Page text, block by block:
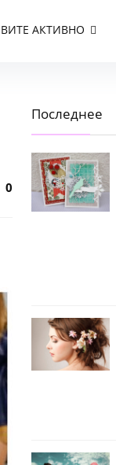
АКТИВНО
0
Последнее